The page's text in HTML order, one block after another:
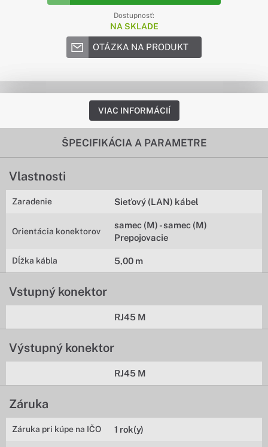
Dostupnosť:
NA SKLADE
OTÁZKA NA PRODUKT
VIAC INFORMÁCIÍ
ŠPECIFIKÁCIA A PARAMETRE
Vlastnosti
Zaradenie Sieťový (LAN) kábel
Orientácia konektorov
samec (M) - samec (M)
Prepojovacie
Dĺžka kábla 5,00 m
Vstupný konektor
RJ45 M
Výstupný konektor
RJ45 M
Záruka
Záruka pri kúpe na IČO 1 rok(y)